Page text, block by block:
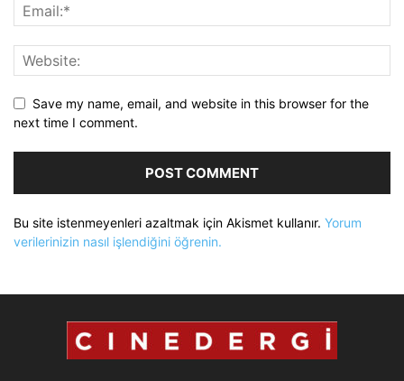
Save my name, email, and website in this browser for the
next time I comment.
Bu site istenmeyenleri azaltmak için Akismet kullanır. Yorum
verilerinizin nasıl işlendiğini öğrenin.